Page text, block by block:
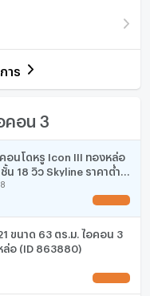
องพัก
าร
คอน 3
อนโดหรู Icon III ทองหล่อ
น 18 วิว Skyline ราคาต่ำ
ขนาด 63 ตร.ม. ไอคอน 3
ล่อ (ID 863880)